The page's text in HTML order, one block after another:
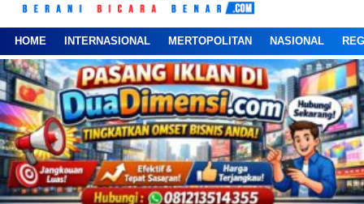
HOME INTERNASIONAL MERTOPOLITAN NASIONAL